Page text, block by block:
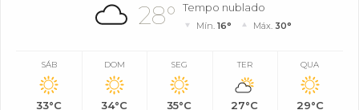
28° Tempo nublado
Mín.16° Máx. 30°
SÁB
33°C
DOM
34°C
SEG
35°C
TER
27°C
QUA
29°C